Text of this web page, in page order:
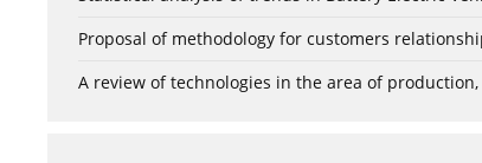
Proposal of methodology for customers
A review of technologies in the area of